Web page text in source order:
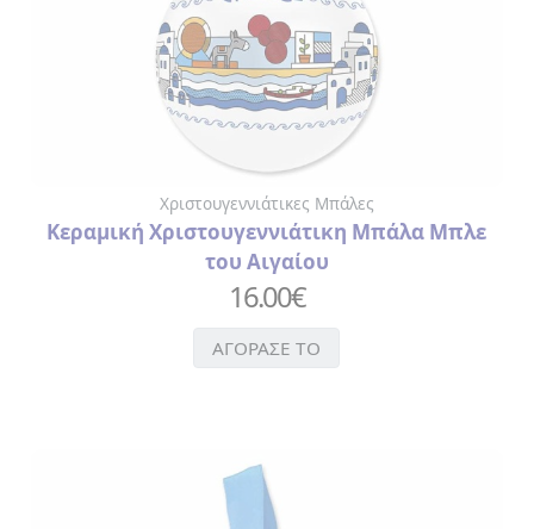
Χριστουγεννιάτικες Μπάλες
Κεραμική Χριστουγεννιάτικη Μπάλα Μπλε
του Αιγαίου
16.00€
ΑΓΟΡΑΣΕ ΤΟ